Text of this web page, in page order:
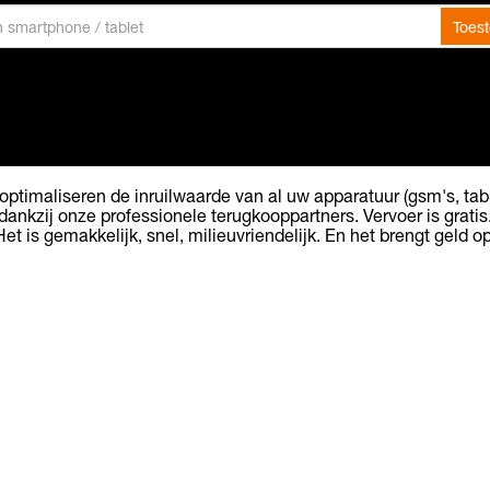
de inruilwaarde van al uw apparatuur (gsm's,
onze professionele terugkooppartners. Vervoer is gratis.
is gemakkelijk, snel, milieuvriendelijk. En het brengt geld